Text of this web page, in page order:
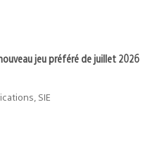
jeu préféré de juillet 2026
SIE